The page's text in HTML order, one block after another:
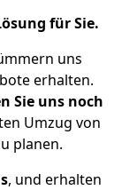
für Sie.
uns
erhalten.
Sie uns noch
Umzug von
planen.
, und erhalten